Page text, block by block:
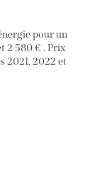
pour un
2 580 € . Prix
2021, 2022 et